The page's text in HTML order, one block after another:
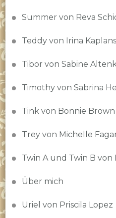
Summer von Reva
Teddy von Irina
Tibor von Sabine
Timothy von Sabrina
Tink von Bonnie Brown
Trey von Michelle
Twin A und Twin B
Über mich
Uriel von Priscila Lopez